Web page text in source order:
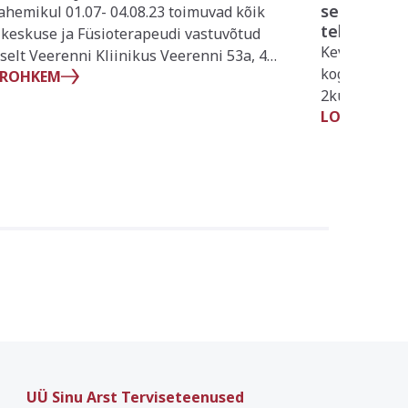
01.07- 04.08.23 toimuvad kõik
ja Füsioterapeudi vastuvõtud
Veerenni Kliinikus Veerenni 53a, 4
Lisainfo telefonil 715 1701.
selgitab,
tekitavad
Kevade
koguma,
kevadel
LOE
UÜ Sinu Arst Terviseteenused